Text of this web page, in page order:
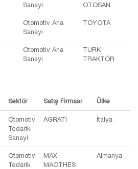
Sanayi
OTOSAN
Otomotiv Ana
Sanayi
TOYOTA
Otomotiv Ana
Sanayi
TÜRK
TRAKTÖR
Sektör Satış Firması Ülke
Otomotiv
Tedarik
Sanayi
AGRATİ İtalya
Otomotiv
Tedarik
MAX
MAOTHES
Almanya